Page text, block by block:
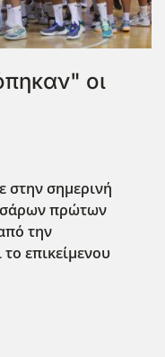
οι
στην σημερινή
πρώτων
την
επικείμενου